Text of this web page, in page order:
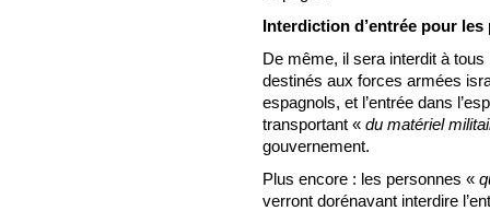
Interdiction d’entrée pour
De même, il sera interdit à
destinés aux forces armées
espagnols, et l’entrée dans
transportant « du matériel
gouvernement.
Plus encore : les personnes «
verront dorénavant interdire